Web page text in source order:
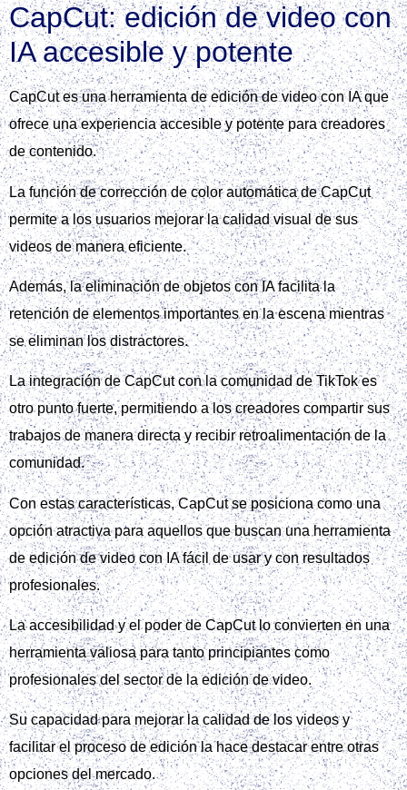
CapCut: edición de video con
IA accesible y potente
CapCut es una herramienta de edición de video con IA que
ofrece una experiencia accesible y potente para creadores
de contenido.
La función de corrección de color automática de CapCut
permite a los usuarios mejorar la calidad visual de sus
videos de manera eficiente.
Además, la eliminación de objetos con IA facilita la
retención de elementos importantes en la escena mientras
se eliminan los distractores.
La integración de CapCut con la comunidad de TikTok es
otro punto fuerte, permitiendo a los creadores compartir sus
trabajos de manera directa y recibir retroalimentación de la
comunidad.
Con estas características, CapCut se posiciona como una
opción atractiva para aquellos que buscan una herramienta
de edición de video con IA fácil de usar y con resultados
profesionales.
La accesibilidad y el poder de CapCut lo convierten en una
herramienta valiosa para tanto principiantes como
profesionales del sector de la edición de video.
Su capacidad para mejorar la calidad de los videos y
facilitar el proceso de edición la hace destacar entre otras
opciones del mercado.